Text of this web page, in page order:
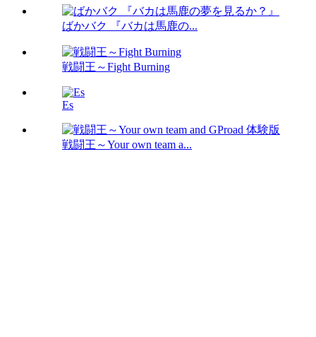
ばかバク 『バカは馬鹿の...
戦闘王～Fight Burning
Es
戦闘王～Your own team a...